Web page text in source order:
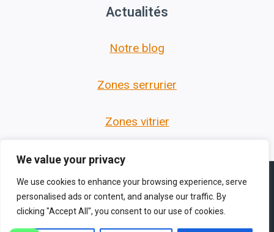
We value your privacy
We use cookies to enhance your browsing experience, serve
personalised ads or content, and analyse our traffic. By
clicking "Accept All", you consent to our use of cookies.
Actualités
Notre blog
Zones serrurier
Zones vitrier
© 2026 Les Serruriers des Hauts de France -